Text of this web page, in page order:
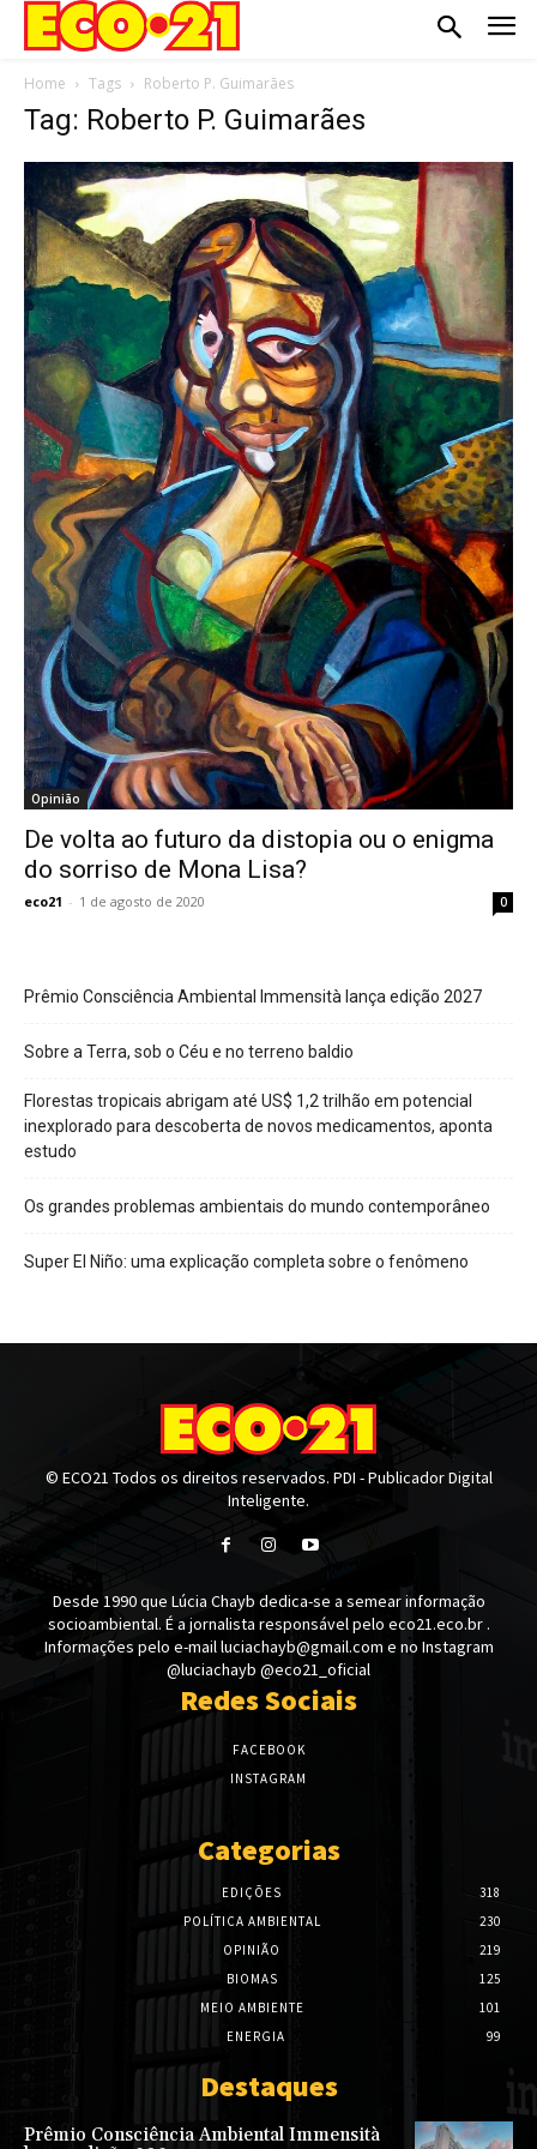
Home Tags Roberto P. Guimarães
Tag: Roberto P. Guimarães
Opinião
De volta ao futuro da distopia ou o enigma
do sorriso de Mona Lisa?
eco21 - 1 de agosto de 2020 0
Prêmio Consciência Ambiental Immensità lança edição 2027
Sobre a Terra, sob o Céu e no terreno baldio
Florestas tropicais abrigam até US$ 1,2 trilhão em potencial
inexplorado para descoberta de novos medicamentos, aponta
estudo
Os grandes problemas ambientais do mundo contemporâneo
Super El Niño: uma explicação completa sobre o fenômeno
© ECO21 Todos os direitos reservados. PDI - Publicador Digital
Inteligente.
Desde 1990 que Lúcia Chayb dedica-se a semear informação
socioambiental. É a jornalista responsável pelo eco21.eco.br .
Informações pelo e-mail luciachayb@gmail.com e no Instagram
@luciachayb @eco21_oficial
Redes Sociais
FACEBOOK
INSTAGRAM
Categorias
EDIÇÕES
318
POLÍTICA AMBIENTAL
230
OPINIÃO
219
BIOMAS
125
MEIO AMBIENTE
101
ENERGIA
99
Destaques
Prêmio Consciência Ambiental Immensità